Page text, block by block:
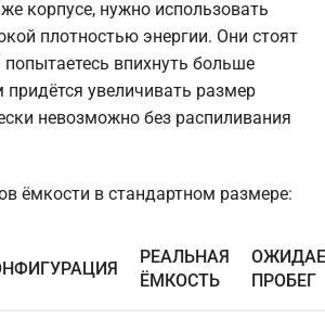
корпусе, нужно использовать
плотностью энергии. Они стоят
впихнуть больше
увеличивать размер
невозможно без распиливания
ёмкости в стандартном размере:
РЕАЛЬНАЯ
ЁМКОСТЬ
ПРОБЕГ